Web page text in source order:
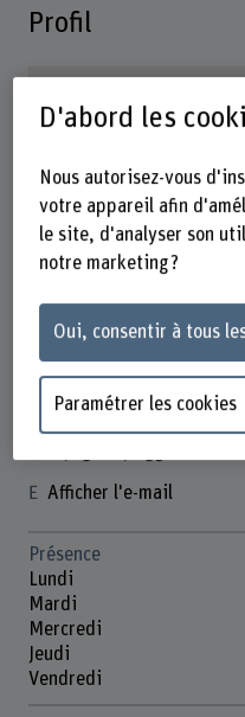
Profil
Franziska Scheidegger-
Contact
Afficher l'e-mail
Présence
Lundi
Mardi
Mercredi
Jeudi
Vendredi
D'abord les
Nous autorisez-vous
votre appareil afin
le site, d'analyser son
notre marketing ?
Oui, consentir à tous
Paramétrer les cookies